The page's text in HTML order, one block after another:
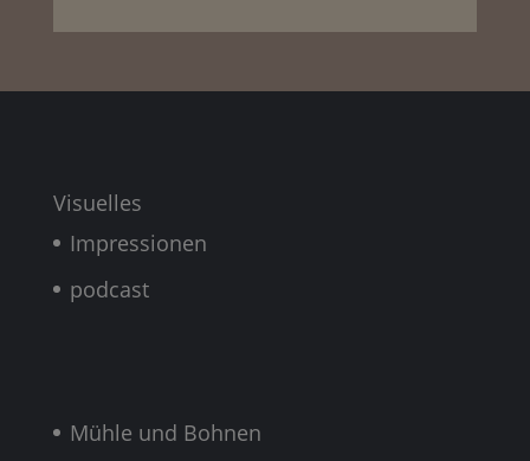
Visuelles
Impressionen
podcast
Mühle und Bohnen